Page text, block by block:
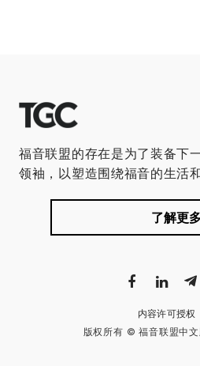
福音联盟的存在是为了装备下
领袖，以塑造围绕福音的生活和
了解更
内容许可授权
版权所有 © 福音联盟中